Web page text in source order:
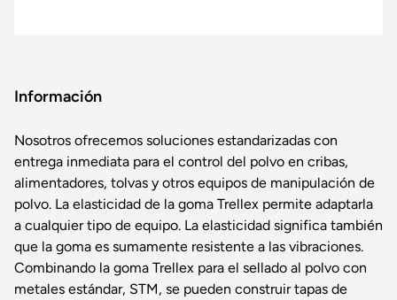
Información
Nosotros ofrecemos soluciones estandarizadas con
entrega inmediata para el control del polvo en cribas,
alimentadores, tolvas y otros equipos de manipulación de
polvo. La elasticidad de la goma Trellex permite adaptarla
a cualquier tipo de equipo. La elasticidad significa también
que la goma es sumamente resistente a las vibraciones.
Combinando la goma Trellex para el sellado al polvo con
metales estándar, STM, se pueden construir tapas de